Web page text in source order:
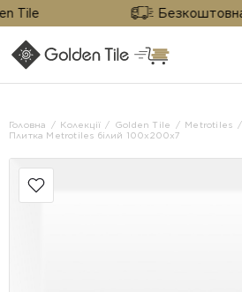
Безкоштовна
Головна Колекції Golden Tile
Metrotiles
Плитка Metrotiles білий 100x200x7